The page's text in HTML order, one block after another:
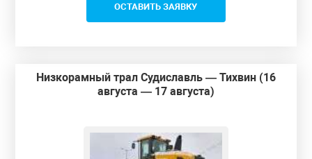
ОСТАВИТЬ ЗАЯВКУ
Низкорамный трал Судиславль — Тихвин (16
августа — 17 августа)